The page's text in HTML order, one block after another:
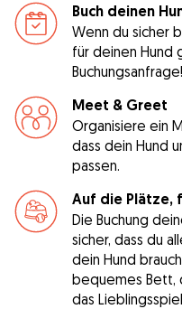
Buch deinen
Wenn du sicher
für deinen Hund
Buchungsanfrage!
Meet & Greet
Organisiere ein
dass dein Hund
passen.
Auf die Plätze,
Die Buchung
sicher, dass du
dein Hund
bequemes Bett,
das